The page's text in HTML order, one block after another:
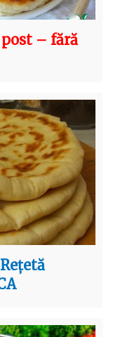
– fără